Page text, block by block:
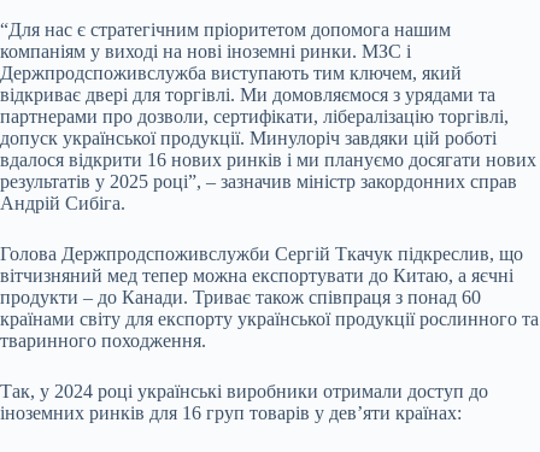
“Для нас є стратегічним пріоритетом допомога нашим
компаніям у виході на нові іноземні ринки. МЗС і
Держпродспоживслужба виступають тим ключем, який
відкриває двері для торгівлі. Ми домовляємося з урядами та
партнерами про дозволи, сертифікати, лібералізацію торгівлі,
допуск української продукції. Минулоріч завдяки цій роботі
вдалося відкрити 16 нових ринків і ми плануємо досягати нових
результатів у 2025 році”, – зазначив міністр закордонних справ
Андрій Сибіга.
Голова Держпродспоживслужби Сергій Ткачук підкреслив, що
вітчизняний мед тепер можна експортувати до Китаю, а яєчні
продукти – до Канади. Триває також співпраця з понад 60
країнами світу для експорту української продукції рослинного та
тваринного походження.
Так, у 2024 році українські виробники отримали доступ до
іноземних ринків для 16 груп товарів у дев’яти країнах: